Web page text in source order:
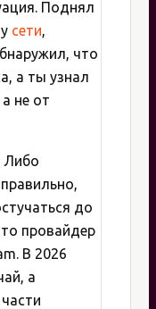
Поднял
сети,
что
а ты узнал
не от
Либо
до
провайдер
В 2026
а